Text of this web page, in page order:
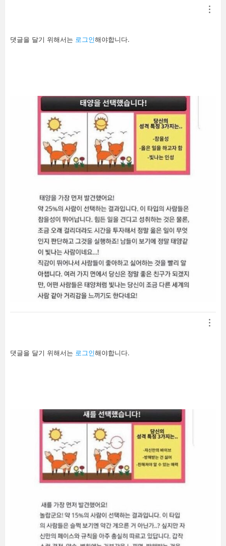
답
글
댓글을 달기 위해서는 로그인해야합니다.
답
글
댓글을 달기 위해서는 로그인해야합니다.